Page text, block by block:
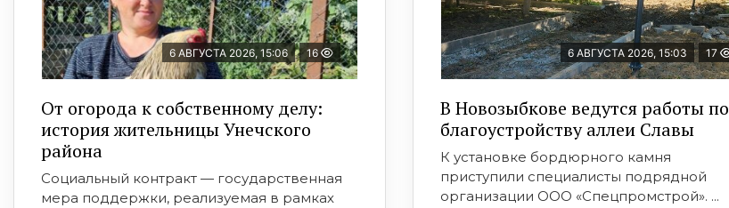
6 АВГУСТА 2026, 15:06 16
От огорода к собственному делу:
история жительницы Унечского
района
Социальный контракт — государственная
мера поддержки, реализуемая в рамках
6 АВГУСТА 2026, 15:03 17
В Новозыбкове ведутся работы по
благоустройству аллеи Славы
К установке бордюрного камня
приступили специалисты подрядной
организации ООО «Спецпромстрой». ...